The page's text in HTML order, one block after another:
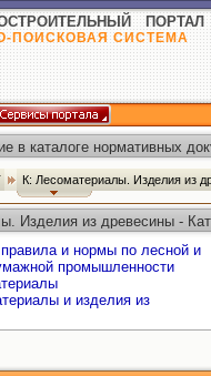
ПОРТАЛ
ПОИСКОВАЯ СИСТЕМА
в каталоге нормативных
К: Лесоматериалы. Изделия из
Изделия из древесины -
и нормы по лесной и
промышленности
и изделия из